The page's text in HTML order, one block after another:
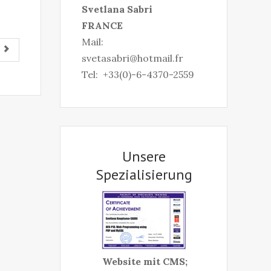
Svetlana Sabri
FRANCE
Mail:
svetasabri@hotmail.fr
Tel: +33(0)-6-4370-2559
Unsere
Spezialisierung
Website mit CMS;